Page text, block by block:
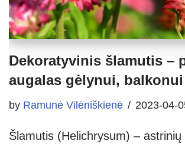
Dekoratyvinis šlamutis –
augalas gėlynui, balkonui
by Ramunė Vilėniškienė 2023-04-
Šlamutis (Helichrysum) –